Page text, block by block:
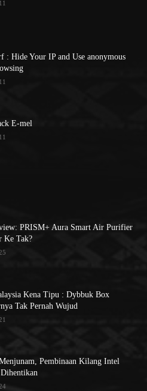
: Hide Your IP and Use anonymous
E-mel
PRISM+ Aura Smart Air Purifier
Ke Tak?
Kena Tipu : Dybbuk Box
Tak Pernah Wujud
Pembinaan Kilang Intel
Dihentikan